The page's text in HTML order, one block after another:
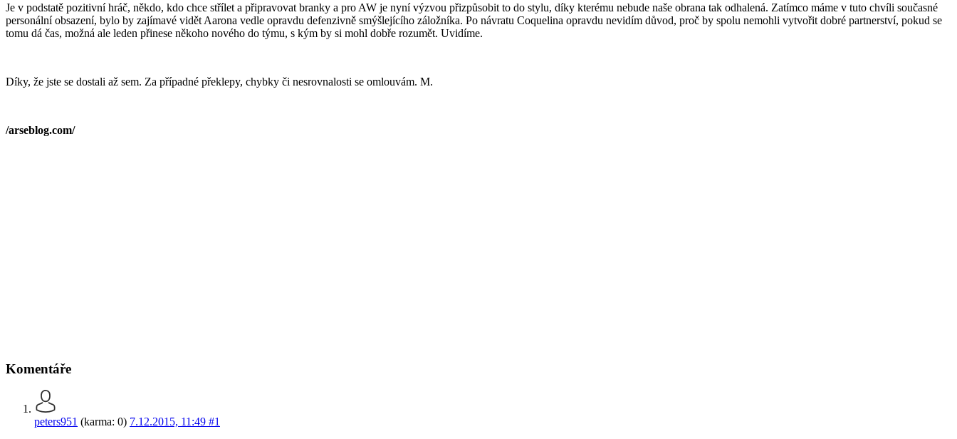
Je v podstatě pozitivní hráč, někdo, kdo chce střílet a připravovat branky a pro AW je nyní výzvou přizpůsobit to do stylu, díky kterému nebude naše obrana tak odhalená. Zatímco máme v tuto chvíli současné
personální obsazení, bylo by zajímavé vidět Aarona vedle opravdu defenzivně smýšlejícího záložníka. Po návratu Coquelina opravdu nevidím důvod, proč by spolu nemohli vytvořit dobré partnerství, pokud se
tomu dá čas, možná ale leden přinese někoho nového do týmu, s kým by si mohl dobře rozumět. Uvidíme.
Díky, že jste se dostali až sem. Za případné překlepy, chybky či nesrovnalosti se omlouvám. M.
/arseblog.com/
Komentáře
peters951 (karma: 0) 7.12.2015, 11:49 #1